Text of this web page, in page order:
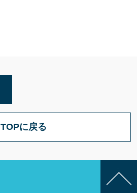
TOPに戻る